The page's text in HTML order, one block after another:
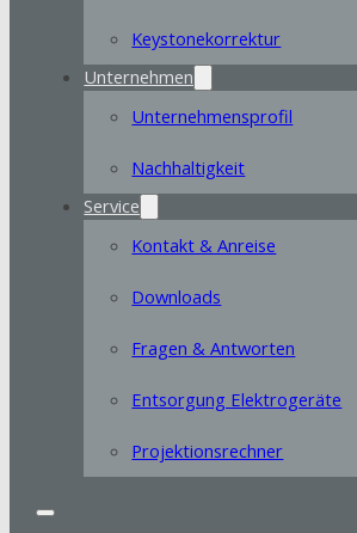
Keystonekorrektur
Unternehmen
Unternehmensprofil
Nachhaltigkeit
Service
Kontakt & Anreise
Downloads
Fragen & Antworten
Entsorgung Elektrogeräte
Projektionsrechner